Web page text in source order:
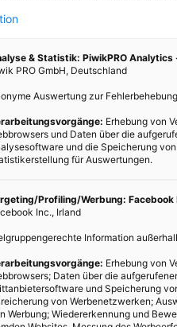
& Statistik: PiwikPRO Analytics
PRO GmbH, Deutschland
Auswertung zur
Erhebung von
und Daten über die
und die Speicherung
für Auswertungen.
Profiling/Werbung: Facebook
Inc., Irland
Information
Erhebung von
Daten über die
und Speicherung
von Werbenetzwerken;
Werbung; Wiedererkennung und